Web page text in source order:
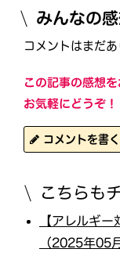
みんなの
コメントはまだ
この記事の感想を
お気軽にどうぞ！
コメントを書く
こちらも
【アレルギ
（2025年05